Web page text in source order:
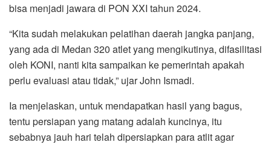
bisa menjadi jawara di PON XXI tahun 2024.
“Kita sudah melakukan pelatihan daerah jangka panjang,
yang ada di Medan 320 atlet yang mengikutinya, difasilitasi
oleh KONI, nanti kita sampaikan ke pemerintah apakah
perlu evaluasi atau tidak,” ujar John Ismadi.
Ia menjelaskan, untuk mendapatkan hasil yang bagus,
tentu persiapan yang matang adalah kuncinya, itu
sebabnya jauh hari telah dipersiapkan para atlit agar